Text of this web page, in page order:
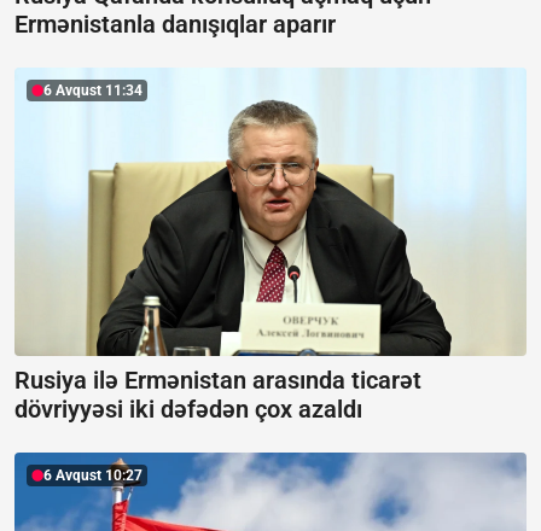
Ermənistanla danışıqlar aparır
6 Avqust 11:34
Rusiya ilə Ermənistan arasında ticarət
dövriyyəsi iki dəfədən çox azaldı
6 Avqust 10:27